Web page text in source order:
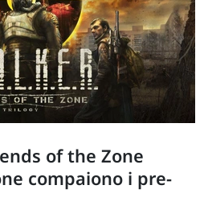
of the Zone
compaiono i pre-